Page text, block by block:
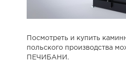
Посмотреть и купить
польского производства
ПЕЧИБАНИ.